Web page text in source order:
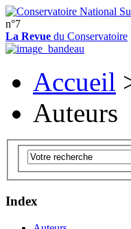
n°7
La Revue du Conservatoire
Accueil
Auteurs
Index